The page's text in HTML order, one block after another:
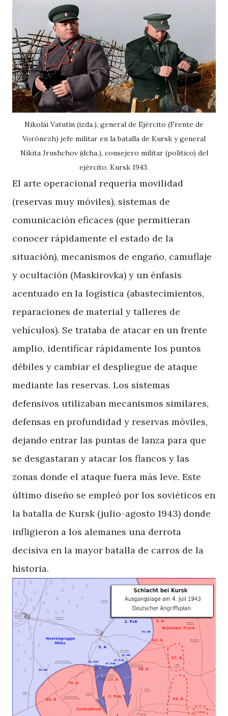
Nikolái Vatutin (izda.), general de Ejército (Frente de
Vorónezh) jefe militar en la batalla de Kursk y general
Nikita Jrushchov (dcha.), consejero militar (político) del
ejército. Kursk 1943.
El arte operacional requería movilidad
(reservas muy móviles), sistemas de
comunicación eficaces (que permitieran
conocer rápidamente el estado de la
situación), mecanismos de engaño, camuflaje
y ocultación (Maskirovka) y un énfasis
acentuado en la logística (abastecimientos,
reparaciones de material y talleres de
vehículos). Se trataba de atacar en un frente
amplio, identificar rápidamente los puntos
débiles y cambiar el despliegue de ataque
mediante las reservas. Los sistemas
defensivos utilizaban mecanismos similares,
defensas en profundidad y reservas móviles,
dejando entrar las puntas de lanza para que
se desgastaran y atacar los flancos y las
zonas donde el ataque fuera más leve. Este
último diseño se empleó por los soviéticos en
la batalla de Kursk (julio-agosto 1943) donde
infligieron a los alemanes una derrota
decisiva en la mayor batalla de carros de la
historia.